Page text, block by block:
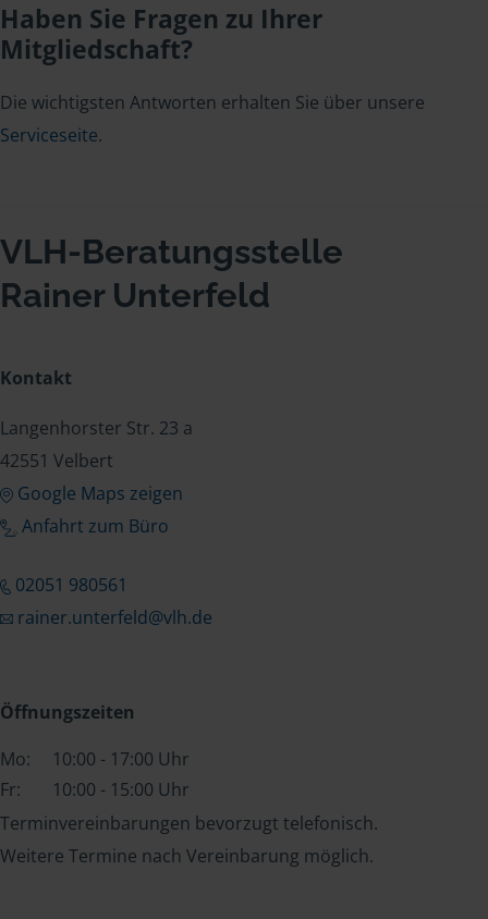
Haben Sie Fragen zu Ihrer
Mitgliedschaft?
Die wichtigsten Antworten erhalten Sie über unsere
Serviceseite.
VLH-Beratungsstelle
Rainer Unterfeld
Kontakt
Langenhorster Str. 23 a
42551 Velbert
Google Maps zeigen
Anfahrt zum Büro
02051 980561
rainer.unterfeld@vlh.de
Öffnungszeiten
Mo:
10:00 - 17:00 Uhr
Fr:
10:00 - 15:00 Uhr
Terminvereinbarungen bevorzugt telefonisch.
Weitere Termine nach Vereinbarung möglich.